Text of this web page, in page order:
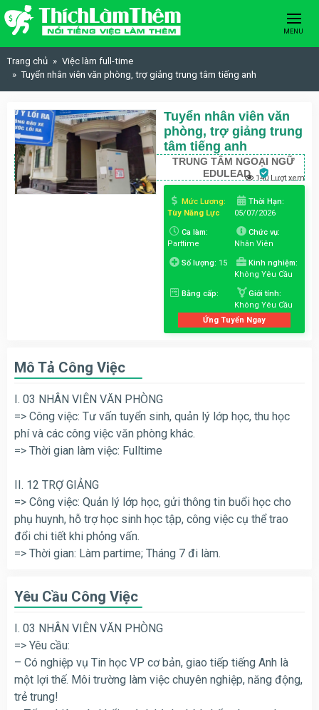
Skip to content
MENU
Trang chủ
Việc làm full-time
Tuyển nhân viên văn phòng, trợ giảng trung tâm tiếng anh
Tuyển nhân viên văn
phòng, trợ giảng trung
tâm tiếng anh
TRUNG TÂM NGOẠI NGỮ
EDULEAD 140 Lượt xem
Mức Lương:
Tùy Năng Lực
Thời Hạn:
05/07/2026
Ca làm:
Parttime
Chức vụ:
Nhân Viên
Số lượng: 15
Kinh nghiệm:
Không Yêu Cầu
Bằng cấp:
Giới tính:
Không Yêu Cầu
Ứng Tuyển Ngay
Mô Tả Công Việc
I. 03 NHÂN VIÊN VĂN PHÒNG
=> Công việc: Tư vấn tuyển sinh, quản lý lớp học, thu học
phí và các công việc văn phòng khác.
=> Thời gian làm việc: Fulltime
II. 12 TRỢ GIẢNG
=> Công việc: Quản lý lớp học, gửi thông tin buổi học cho
phụ huynh, hỗ trợ học sinh học tập, công việc cụ thể trao
đổi chi tiết khi phỏng vấn.
=> Thời gian: Làm partime; Tháng 7 đi làm.
Yêu Cầu Công Việc
I. 03 NHÂN VIÊN VĂN PHÒNG
=> Yêu cầu:
– Có nghiệp vụ Tin học VP cơ bản, giao tiếp tiếng Anh là
một lợi thế. Môi trường làm việc chuyên nghiệp, năng động,
trẻ trung!